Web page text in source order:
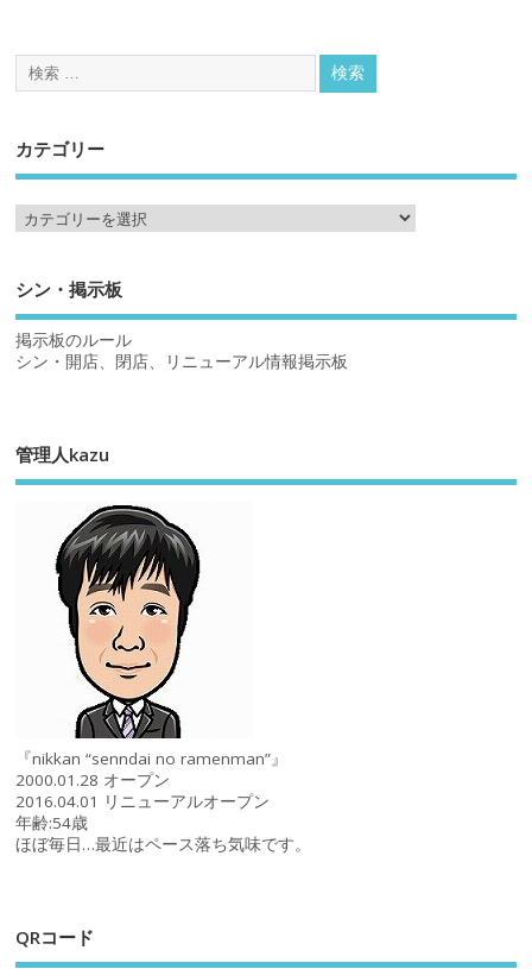
カテゴリー
シン・掲示板
掲示板のルール
シン・開店、閉店、リニューアル情報掲示板
管理人kazu
『nikkan “senndai no ramenman”』
2000.01.28 オープン
2016.04.01 リニューアルオープン
年齢:54歳
ほぼ毎日…最近はペース落ち気味です。
QRコード